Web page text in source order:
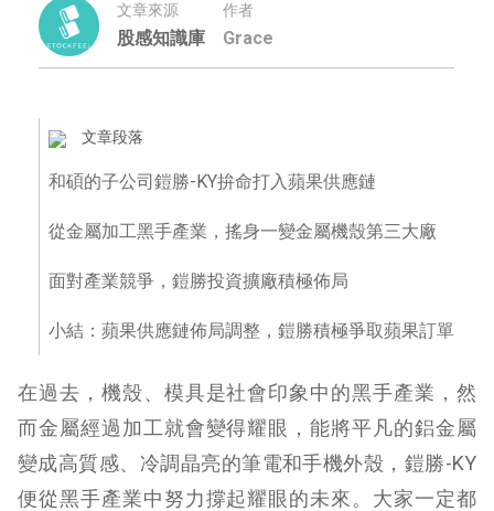
文章來源
股感知識庫
作者
Grace
文章段落
和碩的子公司鎧勝-KY拚命打入蘋果供應鏈
從金屬加工黑手產業，搖身一變金屬機殼第三大廠
面對產業競爭，鎧勝投資擴廠積極佈局
小結：蘋果供應鏈佈局調整，鎧勝積極爭取蘋果訂單
在過去，機殼、模具是社會印象中的黑手產業，然
而金屬經過加工就會變得耀眼，能將平凡的鋁金屬
變成高質感、冷調晶亮的筆電和手機外殼，鎧勝-KY
便從黑手產業中努力撐起耀眼的未來。大家一定都